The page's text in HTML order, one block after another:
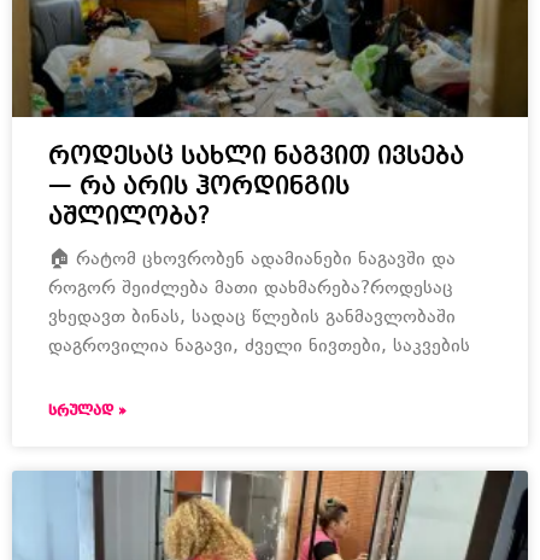
როდესაც სახლი ნაგვით ივსება
— რა არის ჰორდინგის
აშლილობა?
🏠 რატომ ცხოვრობენ ადამიანები ნაგავში და
როგორ შეიძლება მათი დახმარება?როდესაც
ვხედავთ ბინას, სადაც წლების განმავლობაში
დაგროვილია ნაგავი, ძველი ნივთები, საკვების
ᲡᲠᲣᲚᲐᲓ »